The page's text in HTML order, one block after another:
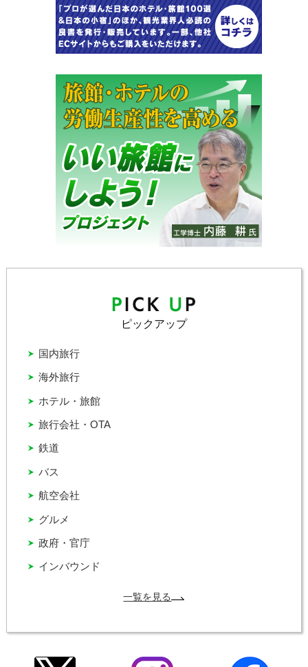
ピックアップ
インバウンド
グルメ
バス
ホテル・旅館
国内旅行
政府・官庁
旅行会社・OTA
海外旅行
航空会社
鉄道
一覧を見る